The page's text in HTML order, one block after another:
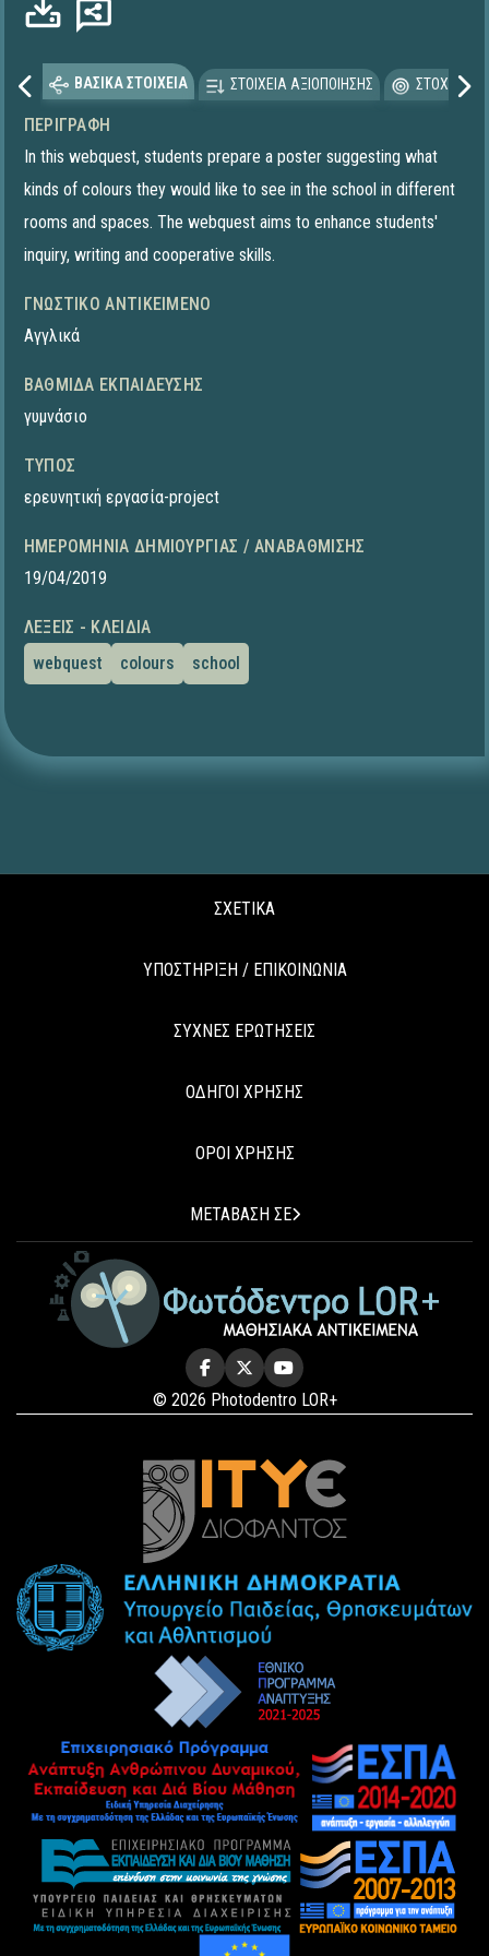
ΒΑΣΙΚΑ ΣΤΟΙΧΕΙΑ ΣΤΟΙΧΕΙΑ ΑΞΙΟΠΟΙΗΣΗΣ
ΠΕΡΙΓΡΑΦΉ
In this webquest, students prepare a poster suggesting what
kinds of colours they would like to see in the school in different
rooms and spaces. The webquest aims to enhance students'
inquiry, writing and cooperative skills.
ΓΝΩΣΤΙΚΌ ΑΝΤΙΚΕΊΜΕΝΟ
Αγγλικά
ΒΑΘΜΊΔΑ ΕΚΠΑΊΔΕΥΣΗΣ
γυμνάσιο
ΤΎΠΟΣ
ερευνητική εργασία-project
ΗΜΕΡΟΜΗΝΊΑ ΔΗΜΙΟΥΡΓΊΑΣ / ΑΝΑΒΆΘΜΙΣΗΣ
19/04/2019
ΛΈΞΕΙΣ - ΚΛΕΙΔΙΆ
webquest
colours school
ΣΧΕΤΙΚΑ
ΥΠΟΣΤΗΡΙΞΗ / ΕΠΙΚΟΙΝΩΝΙΑ
ΣΥΧΝΕΣ ΕΡΩΤΗΣΕΙΣ
ΟΔΗΓΟΙ ΧΡΗΣΗΣ
ΟΡΟΙ ΧΡΗΣΗΣ
ΜΕΤΑΒΑΣΗ ΣΕ
© 2026 Photodentro LOR+